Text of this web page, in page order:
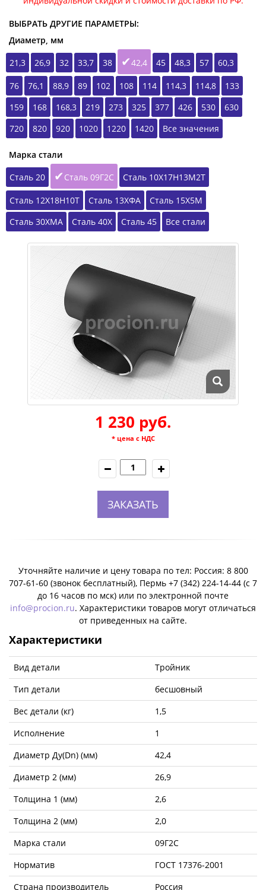
ВЫБРАТЬ ДРУГИЕ ПАРАМЕТРЫ:
Диаметр, мм
21,3
26,9 32 33,7 38 42,4 45 48,3 57 60,3
76 76,1 88,9 89 102 108 114 114,3 114,8
133
159
168 168,3 219 273 325 377 426 530
630
720
820 920 1020 1220 1420 Все значения
Марка стали
Сталь 20
Сталь 09Г2С Сталь 10Х17Н13М2Т
Сталь 12Х18Н10Т Сталь 13ХФА
Сталь 15Х5М
Сталь 30ХМА
Сталь 40Х Сталь 45 Все стали
1 230 руб.
* цена с НДС
ЗАКАЗАТЬ
Уточняйте наличие и цену товара по тел: Россия: 8 800
707-61-60 (звонок бесплатный), Пермь +7 (342) 224-14-44 (c 7
до 16 часов по мск) или по электронной почте
info@procion.ru. Характеристики товаров могут отличаться
от приведенных на сайте.
Характеристики
Вид детали
Тройник
Тип детали
бесшовный
Вес детали (кг)
1,5
Исполнение
1
Диаметр Ду(Dn) (мм)
42,4
Диаметр 2 (мм)
26,9
Толщина 1 (мм)
2,6
Толщина 2 (мм)
2,0
Марка стали
09Г2С
Норматив
ГОСТ 17376-2001
Страна производитель
Россия